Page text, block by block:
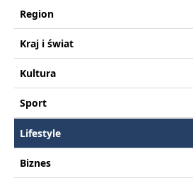
Region
Kraj i świat
Kultura
Sport
Lifestyle
Biznes